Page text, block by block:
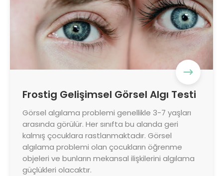
Frostig Gelişimsel Görsel Algı Testi
Görsel algılama problemi genellikle 3-7 yaşları
arasında görülür. Her sınıfta bu alanda geri
kalmış çocuklara rastlanmaktadır. Görsel
algılama problemi olan çocukların öğrenme
objeleri ve bunların mekansal ilişkilerini algılama
güçlükleri olacaktır.